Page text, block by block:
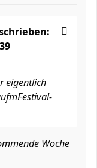
eigentlich
Woche